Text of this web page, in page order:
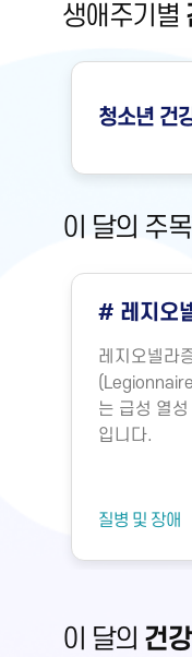
생애주기별
청소년 건
이 달의 주
# 저혈압
신체의 주요
소와 영양소
지는 물론
력, 즉 혈압
기능에 의해
금만 변해도
벗어난 병적
건강문제
이 달의 건